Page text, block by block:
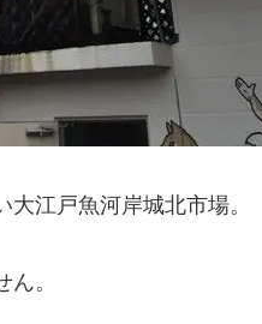
江戸魚河岸城北市場。
。